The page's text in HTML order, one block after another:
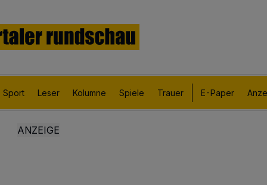
Sport Leser Kolumne Spiele Trauer E-Paper